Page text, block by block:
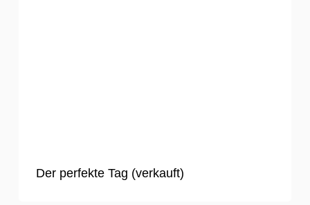
Der perfekte Tag (verkauft)